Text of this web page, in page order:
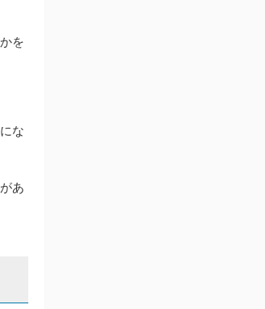
を
な
あ